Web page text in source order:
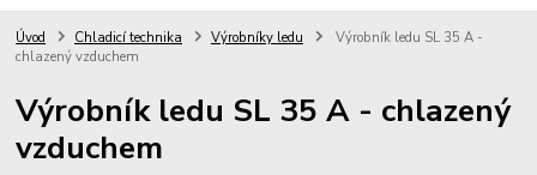
Úvod Chladicí technika Výrobníky ledu
Výrobník ledu SL 35 A -
chlazený vzduchem
Výrobník ledu SL 35 A - chlazený
vzduchem